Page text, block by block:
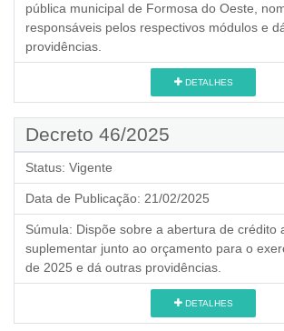
pública municipal de Formosa do Oeste,
responsáveis pelos respectivos módulos e
providências.
DETALHES
Decreto 46/2025
Status: Vigente
Data de Publicação: 21/02/2025
Súmula: Dispõe sobre a abertura de crédito
suplementar junto ao orçamento para o
de 2025 e dá outras providências.
DETALHES